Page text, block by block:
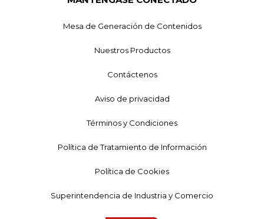
Mesa de Generación de Contenidos
Nuestros Productos
Contáctenos
Aviso de privacidad
Términos y Condiciones
Política de Tratamiento de Información
Política de Cookies
Superintendencia de Industria y Comercio